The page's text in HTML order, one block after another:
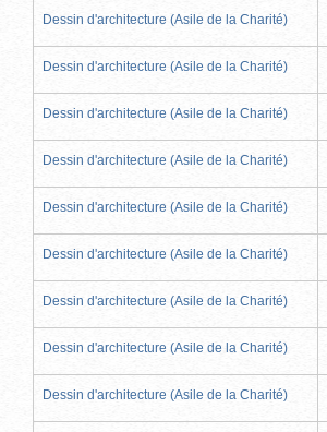
Dessin d'architecture (Asile de la Charité)
Dessin d'architecture (Asile de la Charité)
Dessin d'architecture (Asile de la Charité)
Dessin d'architecture (Asile de la Charité)
Dessin d'architecture (Asile de la Charité)
Dessin d'architecture (Asile de la Charité)
Dessin d'architecture (Asile de la Charité)
Dessin d'architecture (Asile de la Charité)
Dessin d'architecture (Asile de la Charité)